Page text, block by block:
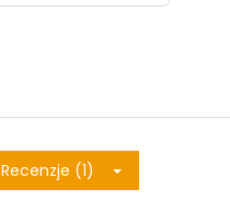
Recenzje (1)